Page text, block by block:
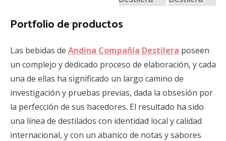
Portfolio de productos
Las bebidas de Andina Compañía Destilera poseen
un complejo y dedicado proceso de elaboración, y cada
una de ellas ha significado un largo camino de
investigación y pruebas previas, dada la obsesión por
la perfección de sus hacedores. El resultado ha sido
una línea de destilados con identidad local y calidad
internacional, y con un abanico de notas y sabores